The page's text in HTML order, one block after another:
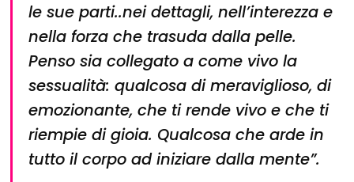
le sue parti..nei dettagli, nell’interezza e
nella forza che trasuda dalla pelle.
Penso sia collegato a come vivo la
sessualità: qualcosa di meraviglioso, di
emozionante, che ti rende vivo e che ti
riempie di gioia. Qualcosa che arde in
tutto il corpo ad iniziare dalla mente”.